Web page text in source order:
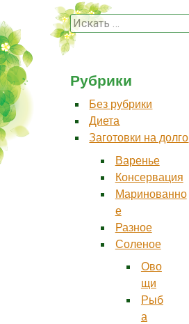
Поиск
Рубрики
Без рубрики
Диета
Заготовки на долго
Варенье
Консервация
Маринованно
е
Разное
Соленое
Ово
щи
Рыб
а